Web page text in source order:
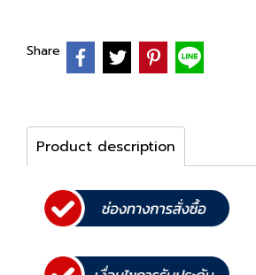
Share
Product description